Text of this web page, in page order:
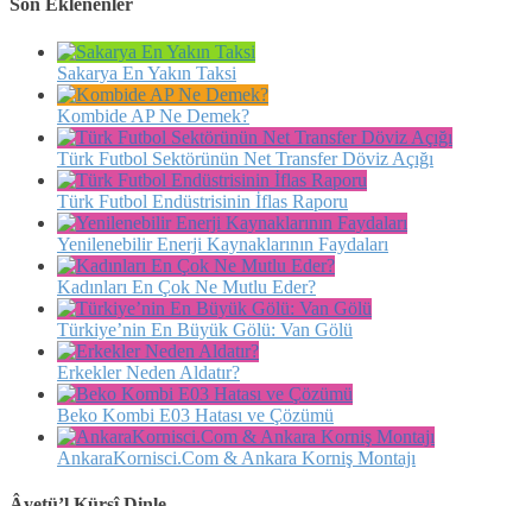
Son Eklenenler
Sakarya En Yakın Taksi
Kombide AP Ne Demek?
Türk Futbol Sektörünün Net Transfer Döviz Açığı
Türk Futbol Endüstrisinin İflas Raporu
Yenilenebilir Enerji Kaynaklarının Faydaları
Kadınları En Çok Ne Mutlu Eder?
Türkiye’nin En Büyük Gölü: Van Gölü
Erkekler Neden Aldatır?
Beko Kombi E03 Hatası ve Çözümü
AnkaraKornisci.Com & Ankara Korniş Montajı